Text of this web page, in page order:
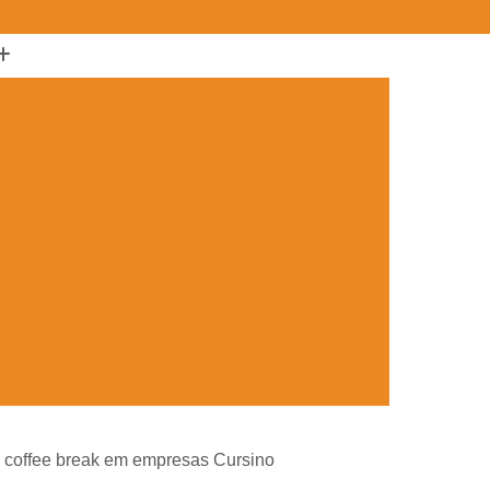
de Formatura
Doces Simples de Festa
break em empresas Cursino